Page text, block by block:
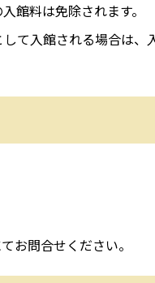
館料は免除されます。
て入館される場合は、
お問合せください。